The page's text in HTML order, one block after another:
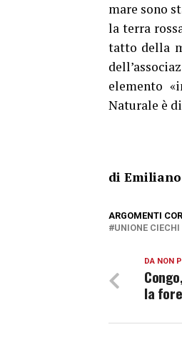
mare sono
la terra
tatto della
elemento
Naturale è
di
ARGOMENTI
UNIONE
DA NON
la